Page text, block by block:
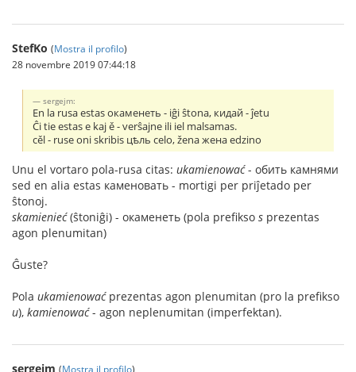
StefKo (Mostra il profilo)
28 novembre 2019 07:44:18
sergejm:
En la rusa estas окаменеть - iĝi ŝtona, кидай - ĵetu
Ĉi tie estas e kaj ě - verŝajne ili iel malsamas.
cěl - ruse oni skribis цѣль celo, žena жена edzino
Unu el vortaro pola-rusa citas: ukamienować- обить камнями
sed en alia estas каменовать - mortigi per priĵetado per
ŝtonoj.
skamienieć(ŝtoniĝi) - окаменеть (pola prefikso s prezentas
agon plenumitan)
Ĝuste?
Pola ukamienowaćprezentas agon plenumitan (pro la prefikso
u), kamienować- agon neplenumitan (imperfektan).
sergejm (Mostra il profilo)